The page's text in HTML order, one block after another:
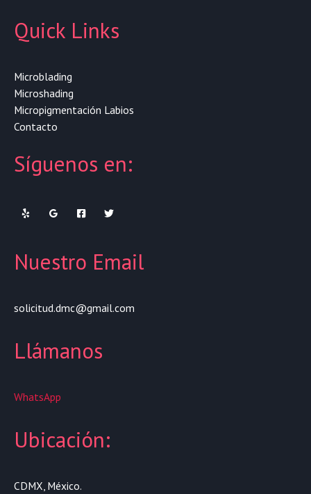
Quick Links
Microblading
Microshading
Micropigmentación Labios
Contacto
Síguenos en:
Nuestro Email
solicitud.dmc@gmail.com
Llámanos
WhatsApp
Ubicación:
CDMX, México.